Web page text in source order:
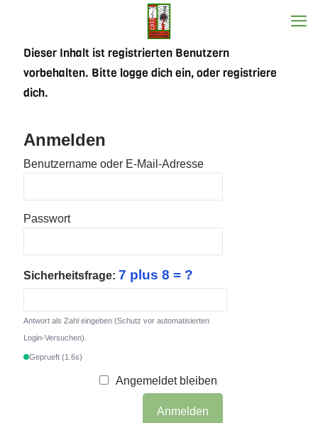
Dieser Inhalt ist registrierten Benutzern
vorbehalten. Bitte logge dich ein, oder registriere
dich.
Anmelden
Benutzername oder E-Mail-Adresse
Passwort
Sicherheitsfrage: 7 plus 8 = ?
Antwort als Zahl eingeben (Schutz vor automatisierten
Login-Versuchen).
Geprueft (1.6s)
Angemeldet bleiben